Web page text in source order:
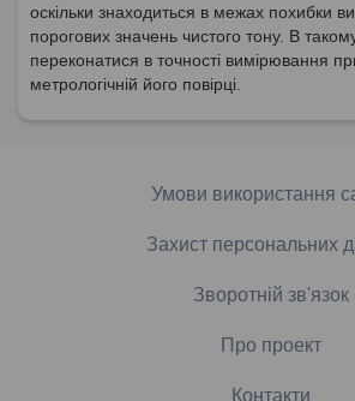
оскільки знаходиться в межах похибки
порогових значень чистого тону. В
переконатися в точності вимірювання
метрологічній його повірці.
Умови використання
Захист персональних
Зворотній зв'язок
Про проект
Контакти